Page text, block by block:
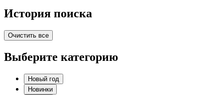
История поиска
Очистить все
Выберите категорию
Новый год
Новинки